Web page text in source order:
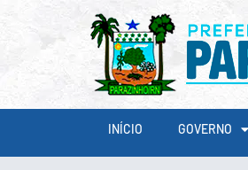
INÍCIO GOVERNO